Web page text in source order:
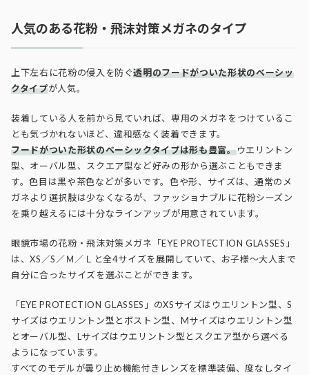
人気のある花粉・飛沫対策メガネのタイプ
上下左右に花粉の侵入を防ぐ透明のフードがついた形状のベーシッ
クタイプが人気。
装着している人を前から見ていれば、専用のメガネをつけているこ
とも気づかれないほど、違和感なく装着できます。
フードがついた形状のベーシックタイプは形も豊富。ウエリントン
型、オーバル型、スクエア型など好みの形から選ぶこともできま
す。色目は黒や茶色などが多いです。色や形、サイズは、通常のメ
ガネより選択肢は少なくなるが、ファッショナブルに花粉シーズン
を乗り越えるには十分なラインアップが用意されています。
眼鏡市場の花粉・飛沫対策メガネ「EYE PROTECTION GLASSES」
は、XS／S／Ｍ／Ｌと全4サイズを展開していて、お子様～大人まで
自分に合ったサイズを選ぶことができます。
「EYE PROTECTION GLASSES」のXSサイズはウエリントン型、S
サイズはウエリントン型とボストン型、Mサイズはウエリントン型
とオーバル型、Lサイズはウエリントン型とスクエア型から選べる
ようになっています。
すべてのモデルが曇り止め機能付きレンズを標準装備、度なしタイ